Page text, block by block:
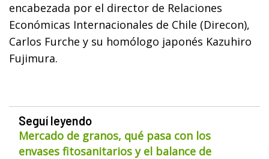
encabezada por el director de Relaciones
Económicas Internacionales de Chile (Direcon),
Carlos Furche y su homólogo japonés Kazuhiro
Fujimura.
Seguí leyendo
Mercado de granos, qué pasa con los
envases fitosanitarios y el balance de